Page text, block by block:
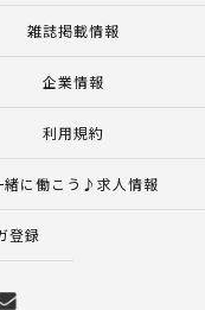
雑誌掲載情報
企業情報
利用規約
緒に働こう♪求人情報
登録